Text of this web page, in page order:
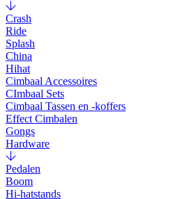
Crash
Ride
Splash
China
Hihat
Cimbaal Accessoires
CImbaal Sets
Cimbaal Tassen en -koffers
Effect Cimbalen
Gongs
Hardware
Pedalen
Boom
Hi-hatstands